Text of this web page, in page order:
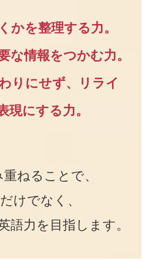
かを整理する力。
な情報をつかむ力。
りにせず、リライ
現にする力。
ねることで、
けでなく、
語力を目指します。